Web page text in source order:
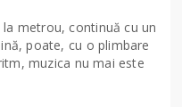
metrou, continuă cu un
poate, cu o plimbare
muzica nu mai este